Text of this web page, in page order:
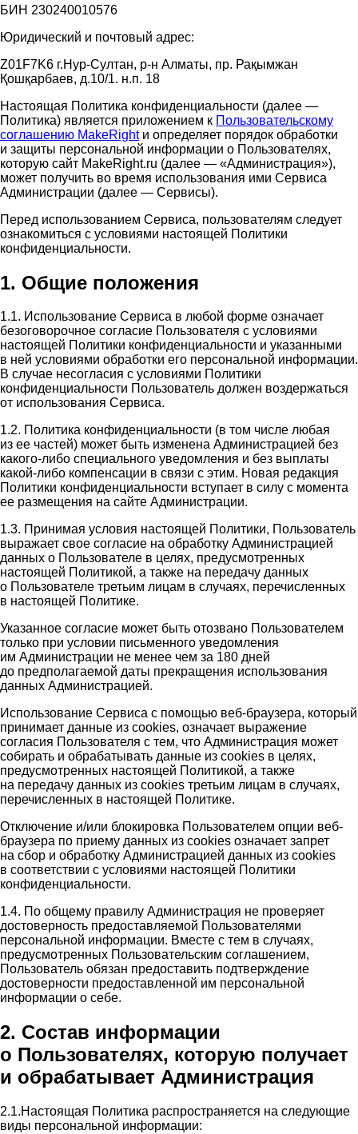
БИН 230240010576
Юридический и почтовый адрес:
Z01F7K6 г.Нур-Султан, р-н Алматы, пр. Рақымжан
Қошқарбаев, д.10/1. н.п. 18
Настоящая Политика конфиденциальности (далее —
Политика) является приложением к Пользовательскому
соглашению MakeRightи определяет порядок обработки
и защиты персональной информации о Пользователях,
которую сайт MakeRight.ru (далее — «Администрация»),
может получить во время использования ими Cервиса
Администрации (далее — Сервисы).
Перед использованием Сервиса, пользователям следует
ознакомиться с условиями настоящей Политики
конфиденциальности.
1. Общие положения
1.1. Использование Сервиса в любой форме означает
безоговорочное согласие Пользователя с условиями
настоящей Политики конфиденциальности и указанными
в ней условиями обработки его персональной информации.
В случае несогласия с условиями Политики
конфиденциальности Пользователь должен воздержаться
от использования Сервиса.
1.2. Политика конфиденциальности (в том числе любая
из ее частей) может быть изменена Администрацией без
какого-либо специального уведомления и без выплаты
какой-либо компенсации в связи с этим. Новая редакция
Политики конфиденциальности вступает в силу с момента
ее размещения на сайте Администрации.
1.3. Принимая условия настоящей Политики, Пользователь
выражает свое согласие на обработку Администрацией
данных о Пользователе в целях, предусмотренных
настоящей Политикой, а также на передачу данных
о Пользователе третьим лицам в случаях, перечисленных
в настоящей Политике.
Указанное согласие может быть отозвано Пользователем
только при условии письменного уведомления
им Администрации не менее чем за 180 дней
до предполагаемой даты прекращения использования
данных Администрацией.
Использование Сервиса с помощью веб-браузера, который
принимает данные из cookies, означает выражение
согласия Пользователя с тем, что Администрация может
собирать и обрабатывать данные из cookies в целях,
предусмотренных настоящей Политикой, а также
на передачу данных из cookies третьим лицам в случаях,
перечисленных в настоящей Политике.
Отключение и/или блокировка Пользователем опции веб-
браузера по приему данных из cookies означает запрет
на сбор и обработку Администрацией данных из cookies
в соответствии с условиями настоящей Политики
конфиденциальности.
1.4. По общему правилу Администрация не проверяет
достоверность предоставляемой Пользователями
персональной информации. Вместе с тем в случаях,
предусмотренных Пользовательским соглашением,
Пользователь обязан предоставить подтверждение
достоверности предоставленной им персональной
информации о себе.
2. Состав информации
о Пользователях, которую получает
и обрабатывает Администрация
2.1.Настоящая Политика распространяется на следующие
виды персональной информации: